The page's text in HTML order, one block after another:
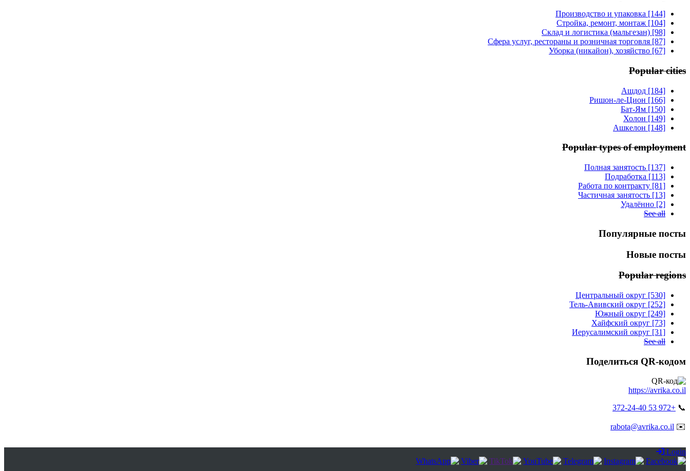
Производство и упаковка [144]
Стройка, ремонт, монтаж [104]
Склад и логистика (мальгезан) [98]
Сфера услуг, рестораны и розничная торговля [87]
Уборка (никайон), хозяйство [67]
Popular cities
Ашдод [184]
Ришон-ле-Цион [166]
Бат-Ям [150]
Холон [149]
Ашкелон [148]
Popular types of employment
Полная занятость [137]
Подработка [113]
Работа по контракту [81]
Частичная занятость [13]
Удалённо [2]
See all
Популярные посты
Новые посты
Popular regions
Центральный округ [530]
Тель-Авивский округ [252]
Южный округ [249]
Хайфский округ [73]
Иерусалимский округ [31]
See all
Поделиться QR-кодом
https://avrika.co.il
📞
+972 53 372-24-40
✉️
rabota@avrika.co.il
Login